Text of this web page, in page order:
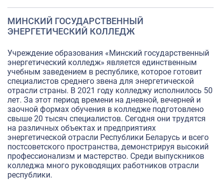
МИНСКИЙ ГОСУДАРСТВЕННЫЙ
ЭНЕРГЕТИЧЕСКИЙ КОЛЛЕДЖ
Учреждение образования «Минский государственный
энергетический колледж» является единственным
учебным заведением в республике, которое готовит
специалистов среднего звена для энергетической
отрасли страны. В 2021 году колледжу исполнилось 50
лет. За этот период времени на дневной, вечерней и
заочной формах обучения в колледже подготовлено
свыше 20 тысяч специалистов. Сегодня они трудятся
на различных объектах и предприятиях
энергетической отрасли Республики Беларусь и всего
постсоветского пространства, демонстрируя высокий
профессионализм и мастерство. Среди выпускников
колледжа много руководящих работников отрасли
республики.